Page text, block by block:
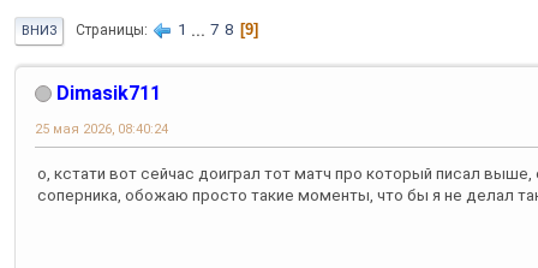
ВНИЗ Страницы 1 ... 7 8 9
Dimasik711
25 мая 2026, 08:40:24
о, кстати вот сейчас доиграл тот матч про который писал выше,
соперника, обожаю просто такие моменты, что бы я не делал